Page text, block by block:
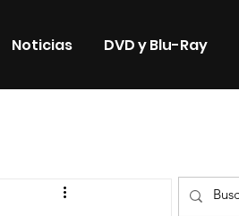
Noticias DVD y Blu-Ray